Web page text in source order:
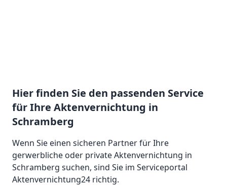
Hier finden Sie den passenden Service
für Ihre Aktenvernichtung in
Schramberg
Wenn Sie einen sicheren Partner für Ihre
gerwerbliche oder private Aktenvernichtung in
Schramberg suchen, sind Sie im Serviceportal
Aktenvernichtung24 richtig.